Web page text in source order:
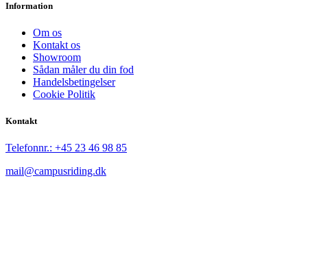
Information
Om os
Kontakt os
Showroom
Sådan måler du din fod
Handelsbetingelser
Cookie Politik
Kontakt
Telefonnr.: +45 23 46 98 85
mail@campusriding.dk